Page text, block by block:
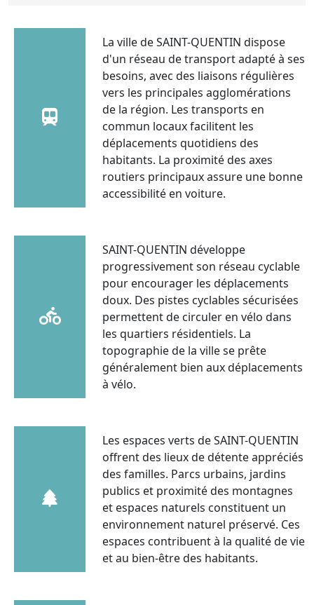
La ville de SAINT-QUENTIN dispose
d'un réseau de transport adapté à ses
besoins, avec des liaisons régulières
vers les principales agglomérations
de la région. Les transports en
commun locaux facilitent les
déplacements quotidiens des
habitants. La proximité des axes
routiers principaux assure une bonne
accessibilité en voiture.
SAINT-QUENTIN développe
progressivement son réseau cyclable
pour encourager les déplacements
doux. Des pistes cyclables sécurisées
permettent de circuler en vélo dans
les quartiers résidentiels. La
topographie de la ville se prête
généralement bien aux déplacements
à vélo.
Les espaces verts de SAINT-QUENTIN
offrent des lieux de détente appréciés
des familles. Parcs urbains, jardins
publics et proximité des montagnes
et espaces naturels constituent un
environnement naturel préservé. Ces
espaces contribuent à la qualité de vie
et au bien-être des habitants.